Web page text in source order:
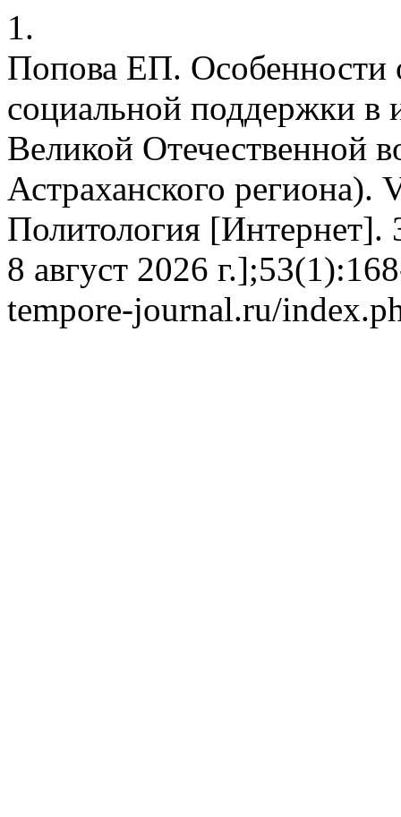
1.
Попова ЕП. Особенности
социальной поддержки в
Великой Отечественной
Астраханского региона).
Политология [Интернет].
8 август 2026
tempore-journal.ru/